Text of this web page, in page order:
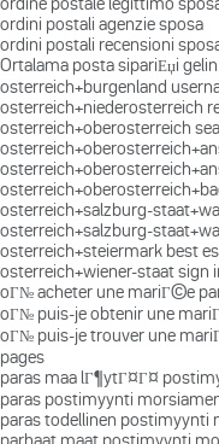
ordini postali agenzie sposa
ordini postali recensioni
Ortalama posta sipariЕџi
osterreich+burgenland
osterreich+niederosterreich
osterreich+oberosterreich
osterreich+salzburg-
osterreich+salzburg-
osterreich+steiermark best
osterreich+wiener-staat sign
oГ№ acheter une mariГ©e
oГ№ puis-je obtenir une
oГ№ puis-je trouver une
pages
paras maa lГ¶ytГ¤Г¤
paras postimyynti
paras todellinen postimyynti
parhaat maat postimyynti